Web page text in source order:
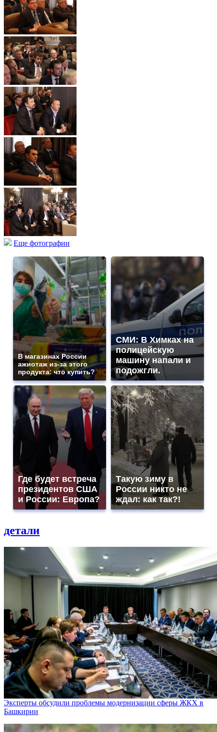
Еще фотографии
В магазинах России
ажиотаж из-за этого
продукта: что купить?
СМИ: В Химках на
полицейскую
машину напали и
подожгли.
Где будет встреча
президентов США
и России: Европа?
Такую зиму в
России никто не
ждал: как так?!
детали
Эксперты обсудили проблемы модернизации сферы ЖКХ в
Башкирии